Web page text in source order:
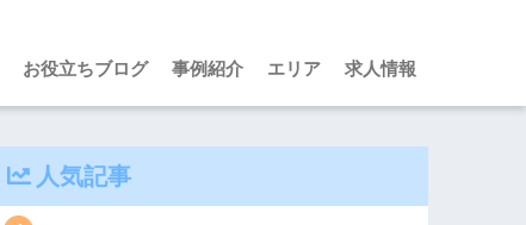
お役立ちブログ 事例紹介 エリア 求人情報
人気記事